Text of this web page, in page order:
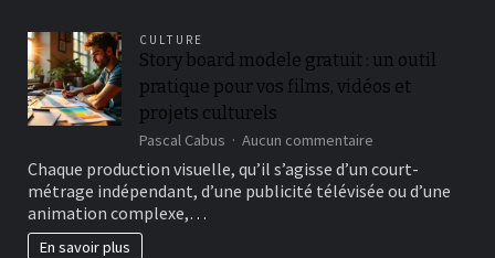
CULTURE
Story board modele gratuit : un outil
pratique pour vos films, vidéos et
projets culturels
Pascal Cabus Aucun commentaire
board
modele
Chaque production visuelle, qu’il s’agisse d’un court-
métrage indépendant, d’une publicité télévisée ou d’une
animation complexe,…
En savoir plus